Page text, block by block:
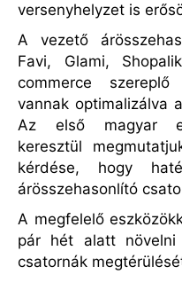
versenyhelyzet is
A vezető
Favi, Glami,
commerce
vannak optimalizálva
Az első magyar
keresztül
kérdése, hogy
árösszehasonlító
A megfelelő
pár hét alatt növelni
csatornák